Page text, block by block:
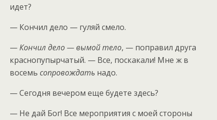
идет?
— Кончил дело — гуляй смело.
—Кончил дело — вымой тело, — поправил друга
краснопупырчатый. — Все, поскакали! Мне ж в
восемь сопровождать надо.
— Сегодня вечером еще будете здесь?
— Не дай Бог! Все мероприятия с моей стороны